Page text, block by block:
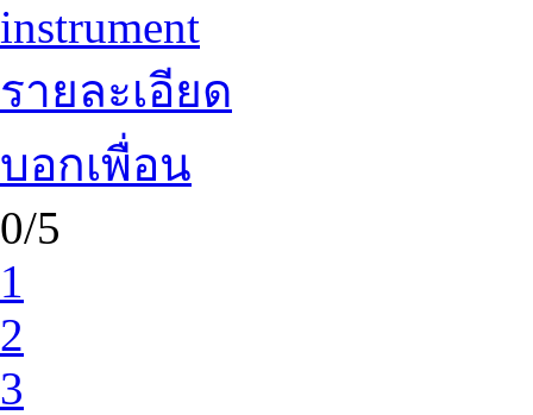
instrument
รายละเอียด
บอกเพื่อน
0/5
1
2
3